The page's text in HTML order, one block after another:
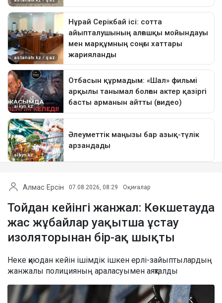
Алмас Ерсін 07.08.2026, 08:29 Оқиғалар
Тойдан кейінгі жанжал: Көкшетауда
жас жұбайлар уақытша ұстау
изоляторынан бір-ақ шықты
Неке қиюдан кейін ішімдік ішкен ерлі-зайыптылардың
жанжалы полицияның араласуымен аяқталды